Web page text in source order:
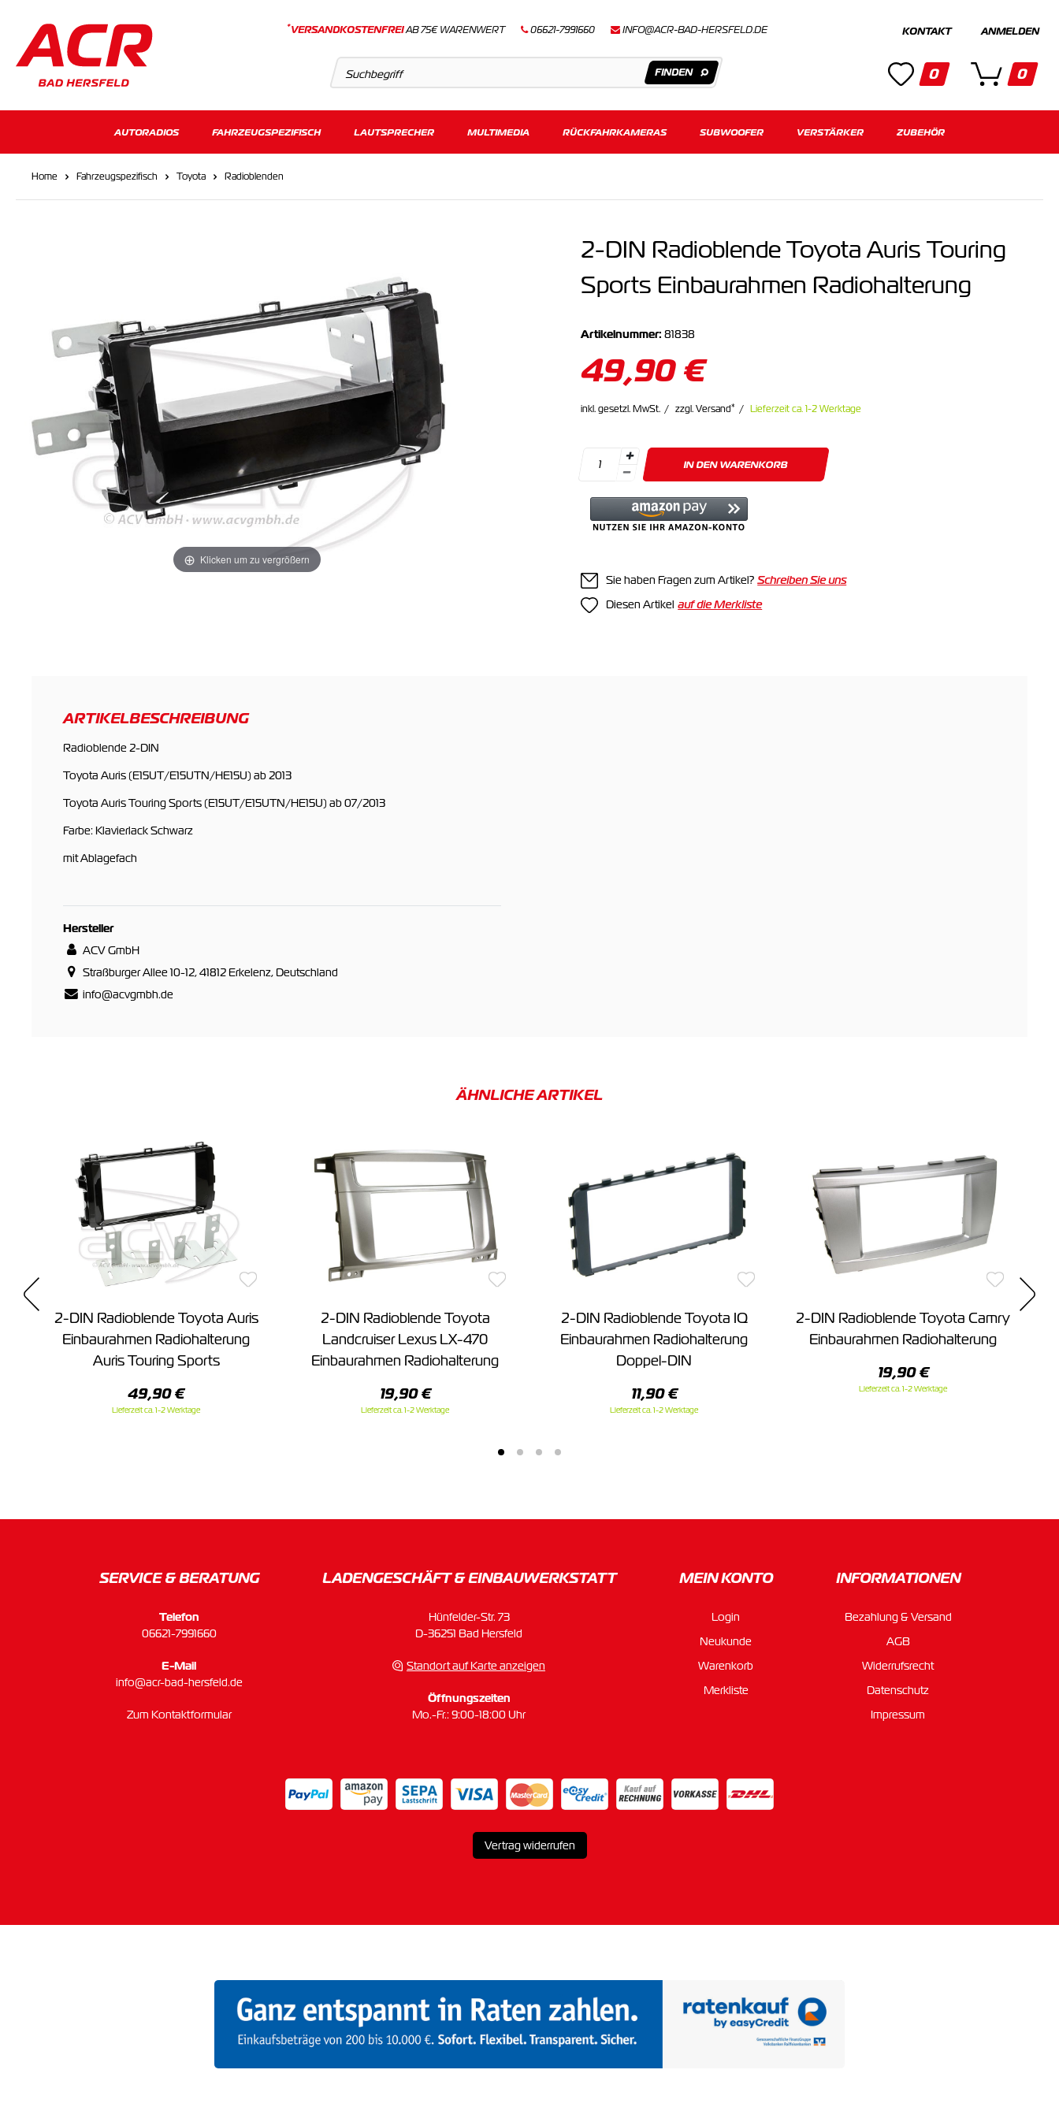
*VERSANDKOSTENFREIAB 75€ WARENWERT 06621-7991660 INFO@ACR-BAD-HERSFELD.DE
Artikel Kategorien
KONTAKT
0
ANMELDEN
0
AUTORADIOS FAHRZEUGSPEZIFISCH LAUTSPRECHER MULTIMEDIA RÜCKFAHRKAMERAS SUBWOOFER VERSTÄRKER ZUBEHÖR
Home Fahrzeugspezifisch Toyota Radioblenden
Klicken um zu vergrößern
2-DIN Radioblende Toyota Auris Touring
Sports Einbaurahmen Radiohalterung
Artikelnummer: 81838
49,90 €
inkl. gesetzl. MwSt. zzgl. Versand* Lieferzeit ca. 1-2 Werktage
IN DEN WARENKORB
Sie haben Fragen zum Artikel? Schreiben Sie uns
Diesen Artikel
ARTIKELBESCHREIBUNG
Radioblende 2-DIN
Toyota Auris (E15UT/E15UTN/HE15U) ab 2013
Toyota Auris Touring Sports (E15UT/E15UTN/HE15U) ab 07/2013
Farbe: Klavierlack Schwarz
mit Ablagefach
Hersteller
ACV GmbH
Straßburger Allee 10-12, 41812 Erkelenz, Deutschland
info@acvgmbh.de
ÄHNLICHE ARTIKEL
2-DIN Radioblende Toyota Auris
Einbaurahmen Radiohalterung
Auris Touring Sports
49,90 €
Lieferzeit ca. 1-2 Werktage
2-DIN Radioblende Toyota
Landcruiser Lexus LX-470
Einbaurahmen Radiohalterung
19,90 €
Lieferzeit ca. 1-2 Werktage
2-DIN Radioblende Toyota IQ
Einbaurahmen Radiohalterung
Doppel-DIN
11,90 €
Lieferzeit ca. 1-2 Werktage
2-DIN Radioblende Toyota Camry
Einbaurahmen Radiohalterung
19,90 €
Lieferzeit ca. 1-2 Werktage
SERVICE & BERATUNG
Telefon
06621-7991660
E-Mail
info@acr-bad-hersfeld.de
Zum Kontaktformular
LADENGESCHÄFT & EINBAU­WERKSTATT
Hünfelder-Str. 73
D-36251 Bad Hersfeld
Standort auf Karte anzeigen
Öffnungszeiten
Mo.-Fr.: 9:00-18:00 Uhr
MEIN KONTO
Login
Neukunde
Warenkorb
Merkliste
INFORMATIONEN
Bezahlung & Versand
AGB
Widerrufsrecht
Datenschutz
Impressum
Vertrag widerrufen